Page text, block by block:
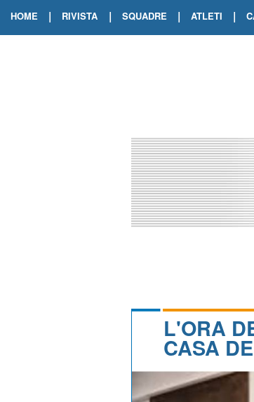
HOME | RIVISTA | SQUADRE | ATLETI |
L'ORA
CASA